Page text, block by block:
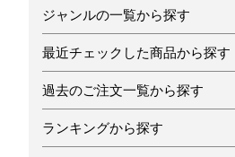
ジャンルの一覧から探す
最近チェックした商品から探す
過去のご注文一覧から探す
ランキングから探す